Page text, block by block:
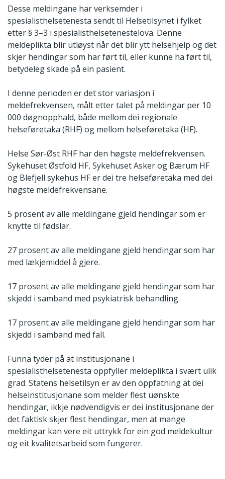
Desse meldingane har verksemder i
spesialisthelsetenesta sendt til Helsetilsynet i fylket
etter § 3–3 i spesialisthelsetenestelova. Denne
meldeplikta blir utløyst når det blir ytt helsehjelp og det
skjer hendingar som har ført til, eller kunne ha ført til,
betydeleg skade på ein pasient.
I denne perioden er det stor variasjon i
meldefrekvensen, målt etter talet på meldingar per 10
000 døgnopphald, både mellom dei regionale
helseføretaka (RHF) og mellom helseføretaka (HF).
Helse Sør-Øst RHF har den høgste meldefrekvensen.
Sykehuset Østfold HF, Sykehuset Asker og Bærum HF
og Blefjell sykehus HF er dei tre helseføretaka med dei
høgste meldefrekvensane.
5 prosent av alle meldingane gjeld hendingar som er
knytte til fødslar.
27 prosent av alle meldingane gjeld hendingar som har
med lækjemiddel å gjere.
17 prosent av alle meldingane gjeld hendingar som har
skjedd i samband med psykiatrisk behandling.
17 prosent av alle meldingane gjeld hendingar som har
skjedd i samband med fall.
Funna tyder på at institusjonane i
spesialisthelsetenesta oppfyller meldeplikta i svært ulik
grad. Statens helsetilsyn er av den oppfatning at dei
helseinstitusjonane som melder flest uønskte
hendingar, ikkje nødvendigvis er dei institusjonane der
det faktisk skjer flest hendingar, men at mange
meldingar kan vere eit uttrykk for ein god meldekultur
og eit kvalitetsarbeid som fungerer.